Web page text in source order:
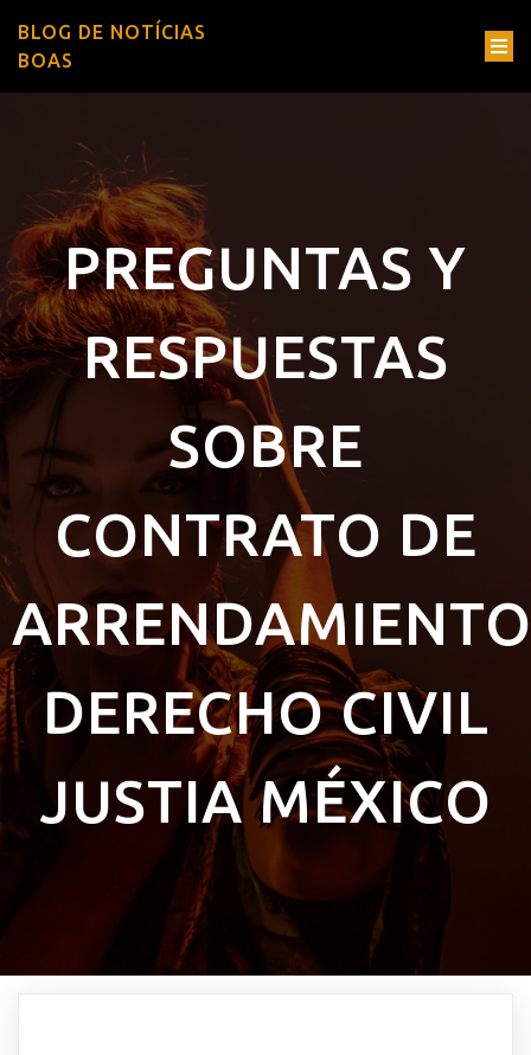
BLOG DE NOTÍCIAS
BOAS
PREGUNTAS Y
RESPUESTAS
SOBRE
CONTRATO DE
ARRENDAMIENTO
DERECHO CIVIL
JUSTIA MÉXICO